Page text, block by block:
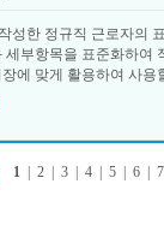
성한 정규직 근로자의
세부항목을 표준화하여
에 맞게 활용하여 사용
1| 2 3 4 5 6